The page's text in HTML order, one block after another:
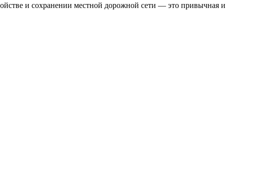
и сохранении местной дорожной сети — это привычная и